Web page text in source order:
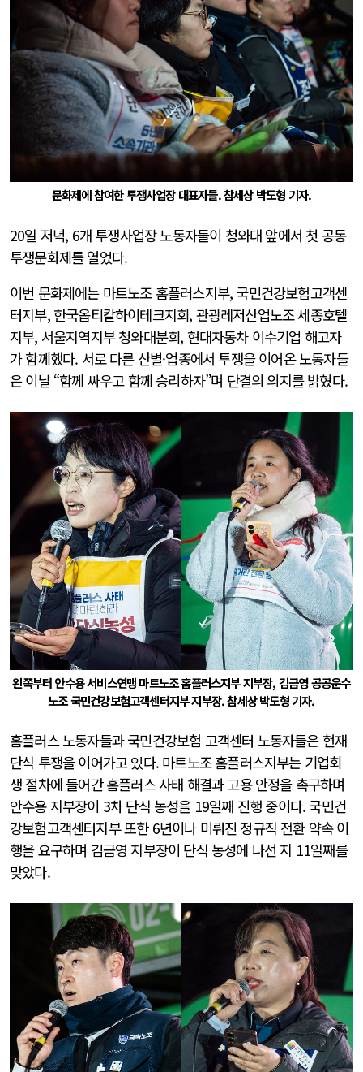
문화제에 참여한 투쟁사업장 대표자들. 참세상 박도형 기자.
20일 저녁, 6개 투쟁사업장 노동자들이 청와대 앞에서 첫 공동
투쟁문화제를 열었다.
이번 문화제에는 마트노조 홈플러스지부, 국민건강보험고객센
터지부, 한국옵티칼하이테크지회, 관광레저산업노조 세종호텔
지부, 서울지역지부 청와대분회, 현대자동차 이수기업 해고자
가 함께했다. 서로 다른 산별·업종에서 투쟁을 이어온 노동자들
은 이날 “함께 싸우고 함께 승리하자”며 단결의 의지를 밝혔다.
왼쪽부터 안수용 서비스연맹 마트노조 홈플러스지부 지부장, 김금영 공공운수
노조 국민건강보험고객센터지부 지부장. 참세상 박도형 기자.
홈플러스 노동자들과 국민건강보험 고객센터 노동자들은 현재
단식 투쟁을 이어가고 있다. 마트노조 홈플러스지부는 기업회
생 절차에 들어간 홈플러스 사태 해결과 고용 안정을 촉구하며
안수용 지부장이 3차 단식 농성을 19일째 진행 중이다. 국민건
강보험고객센터지부 또한 6년이나 미뤄진 정규직 전환 약속 이
행을 요구하며 김금영 지부장이 단식 농성에 나선 지 11일째를
맞았다.